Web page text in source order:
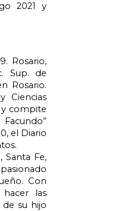
2021 y
Rosario,
Sup. de
Rosario.
Ciencias
y compite
el Diario
Santa Fe,
Con
las
de su hijo